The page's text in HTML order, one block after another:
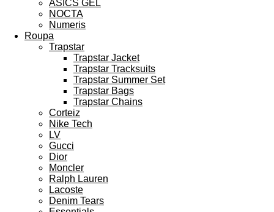
ASICS GEL
NOCTA
Numeris
Roupa
Trapstar
Trapstar Jacket
Trapstar Tracksuits
Trapstar Summer Set
Trapstar Bags
Trapstar Chains
Corteiz
Nike Tech
LV
Gucci
Dior
Moncler
Ralph Lauren
Lacoste
Denim Tears